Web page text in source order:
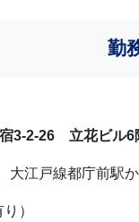
勤
3-2-26 立花ビル6
江戸線都庁前駅
）